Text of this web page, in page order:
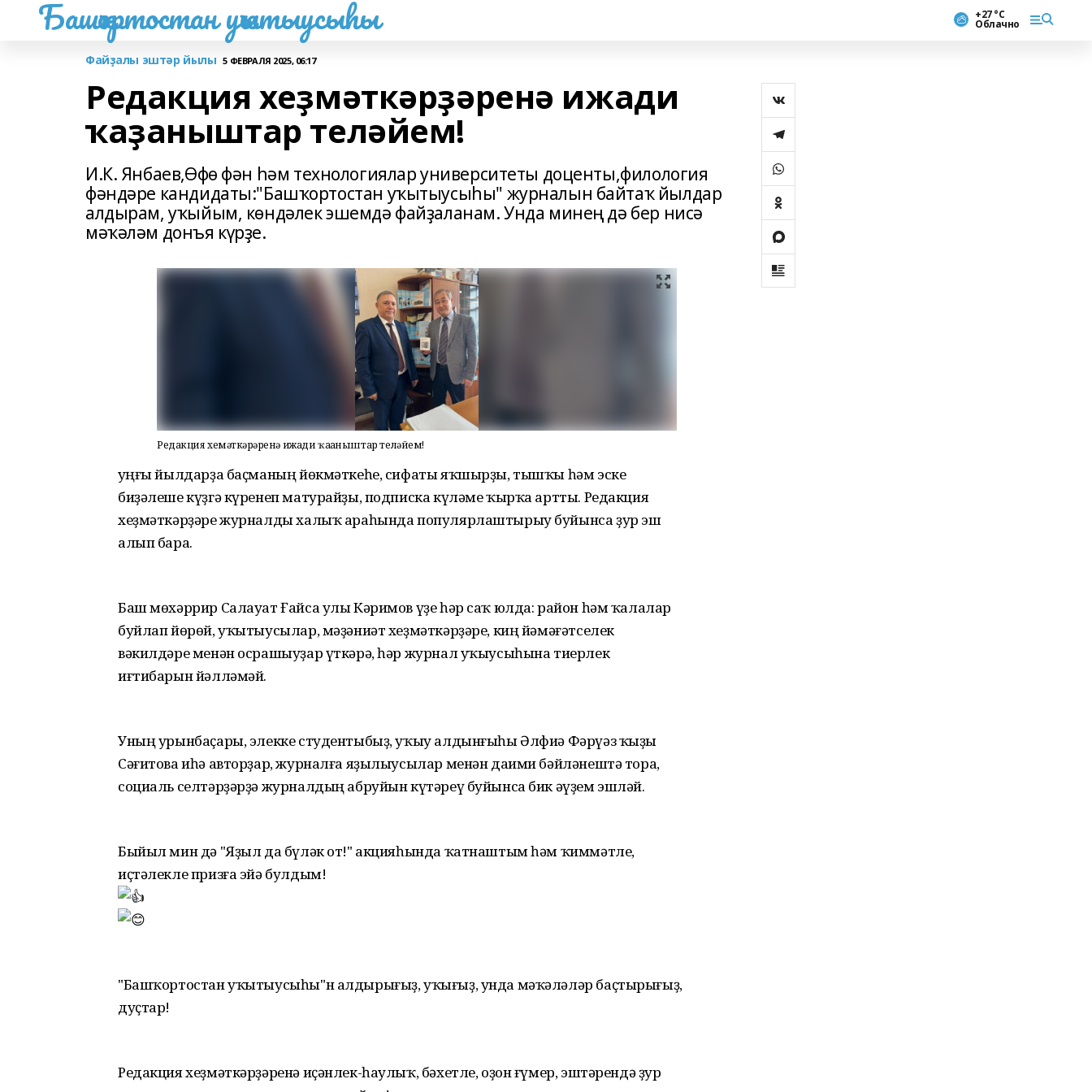
Башҡортостан уҡытыусыһы +27 °С
Облачно
Файҙалы эштәр йылы 5 ФЕВРАЛЯ 2025, 06:17
Редакция хеҙмәткәрҙәренә ижади
ҡаҙаныштар теләйем!
И.К. Янбаев,Өфө фән һәм технологиялар университеты доценты,филология
фәндәре кандидаты:"Башҡортостан уҡытыусыһы" журналын байтаҡ йылдар
алдырам, уҡыйым, көндәлек эшемдә файҙаланам. Унда минең дә бер нисә
мәҡәләм донъя күрҙе.
Редакция хеҙмәткәрҙәренә ижади ҡаҙаныштар теләйем!
Һуңғы йылдарҙа баҫманың йөкмәткеһе, сифаты яҡшырҙы, тышҡы һәм эске
биҙәлеше күҙгә күренеп матурайҙы, подписка күләме ҡырҡа артты. Редакция
хеҙмәткәрҙәре журналды халыҡ араһында популярлаштырыу буйынса ҙур эш
алып бара.
Баш мөхәррир Салауат Ғайса улы Кәримов үҙе һәр саҡ юлда: район һәм ҡалалар
буйлап йөрөй, уҡытыусылар, мәҙәниәт хеҙмәткәрҙәре, киң йәмәғәтселек
вәкилдәре менән осрашыуҙар үткәрә, һәр журнал уҡыусыһына тиерлек
иғтибарын йәлләмәй.
Уның урынбаҫары, элекке студентыбыҙ, уҡыу алдынғыһы Әлфиә Фәрүәз ҡыҙы
Сәғитова иһә авторҙар, журналға яҙылыусылар менән даими бәйләнештә тора,
социаль селтәрҙәрҙә журналдың абруйын күтәреү буйынса бик әүҙем эшләй.
Быйыл мин дә "Яҙыл да бүләк от!" акцияһында ҡатнаштым һәм ҡиммәтле,
иҫтәлекле призға эйә булдым!
"Башҡортостан уҡытыусыһы"н алдырығыҙ, уҡығыҙ, унда мәҡәләләр баҫтырығыҙ,
дуҫтар!
Редакция хеҙмәткәрҙәренә иҫәнлек-һаулыҡ, бәхетле, оҙон ғүмер, эштәрендә ҙур